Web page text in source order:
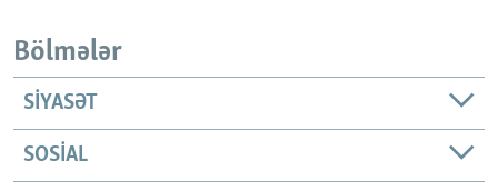
Bölmələr
SIYASƏT
SOSIAL